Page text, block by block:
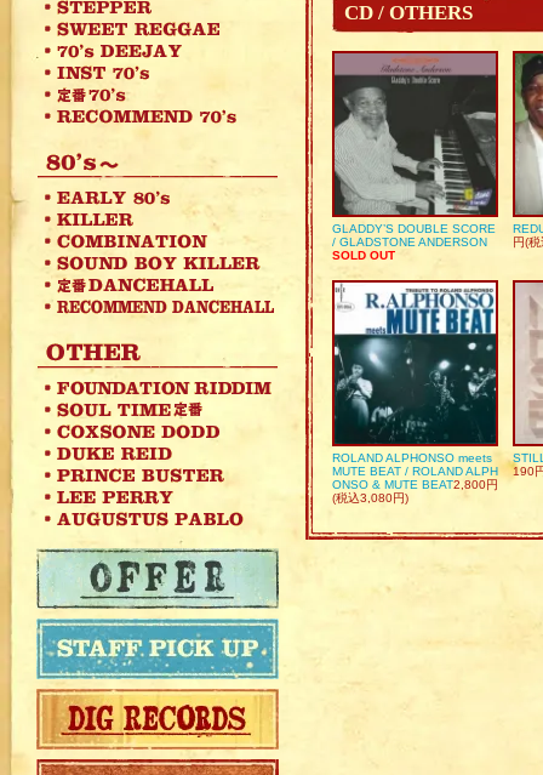
CD / OTHERS
GLADDY’S DOUBLE SCORE
/ GLADSTONE ANDERSON
SOLD OUT
円(
ROLAND ALPHONSO meets
MUTE BEAT / ROLAND ALPH
ONSO & MUTE BEAT2,800円
(税込3,080円)
190